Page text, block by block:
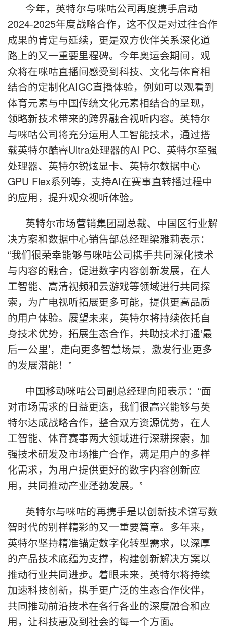
今年，英特尔与咪咕公司再度携手启动
2024-2025年度战略合作，这不仅是对过往合作
成果的肯定与延续，更是双方伙伴关系深化道
路上的又一重要里程碑。今年奥运会期间，观
众将在咪咕直播间感受到科技、文化与体育相
结合的定制化AIGC直播体验，例如可以观看到
体育元素与中国传统文化元素相结合的呈现，
领略新技术带来的跨界融合视听内容。英特尔
与咪咕公司将充分运用人工智能技术，通过搭
载英特尔酷睿Ultra处理器的AI PC、英特尔至强
处理器、英特尔锐炫显卡、英特尔数据中心
GPU Flex系列等，支持AI在赛事直转播过程中
的应用，提升观众视听体验。
英特尔市场营销集团副总裁、中国区行业解
决方案和数据中心销售部总经理梁雅莉表示：
“我们很荣幸能够与咪咕公司携手共同深化技术
与内容的融合，促进数字内容创新发展，在人
工智能、高清视频和云游戏等领域进行共同探
索，为广电视听拓展更多可能，提供更高品质
的用户体验。展望未来，英特尔将持续依托自
身技术优势，拓展生态合作，共助技术打通‘最
后一公里’，走向更多智慧场景，激发行业更多
的发展潜能！”
中国移动咪咕公司副总经理向阳表示：“面
对市场需求的日益更迭，我们很高兴能够与英
特尔达成战略合作，整合双方资源优势，在人
工智能、体育赛事两大领域进行深耕探索，加
强技术研发及市场推广合作，满足用户的多样
化需求，为用户提供更好的数字内容创新应
用，共同推动产业蓬勃发展。”
英特尔与咪咕的再携手是以创新技术谱写数
智时代的别样精彩的又一重要篇章。多年来，
英特尔坚持精准锚定数字化转型需求，以深厚
的产品技术底蕴为支撑，构建创新解决方案以
推动行业共同进步。着眼未来，英特尔将持续
加速科技创新，携手更广泛的生态合作伙伴，
共同推动前沿技术在各行各业的深度融合和应
用，让科技惠及到社会的每一个方面。